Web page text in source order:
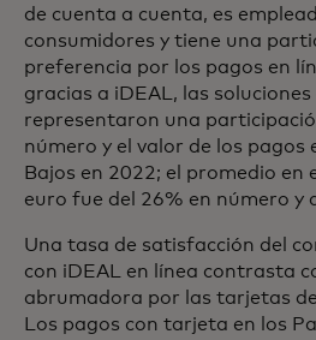
de cuenta a cuenta, es
consumidores y tiene una
preferencia por los pagos en
gracias a iDEAL, las
representaron una
número y el valor de los pagos
Bajos en 2022; el promedio en
euro fue del 26% en número y
Una tasa de satisfacción del
con iDEAL en línea contrasta
abrumadora por las tarjetas
Los pagos con tarjeta en los